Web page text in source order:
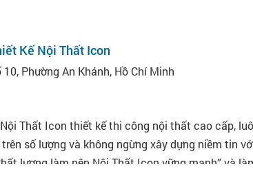
Kế Nội Thất Icon
Phường An Khánh, Hồ Chí Minh
Nội Thất Icon thiết kế thi công nội thất cao cấp,
số lượng và không ngừng xây dựng niềm tin
lượng làm nên Nội Thất Icon vững mạnh” và